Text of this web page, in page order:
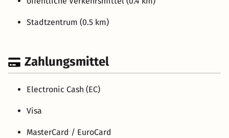
Stadtzentrum (0.5 km)
Zahlungsmittel
Electronic Cash (EC)
Visa
MasterCard / EuroCard